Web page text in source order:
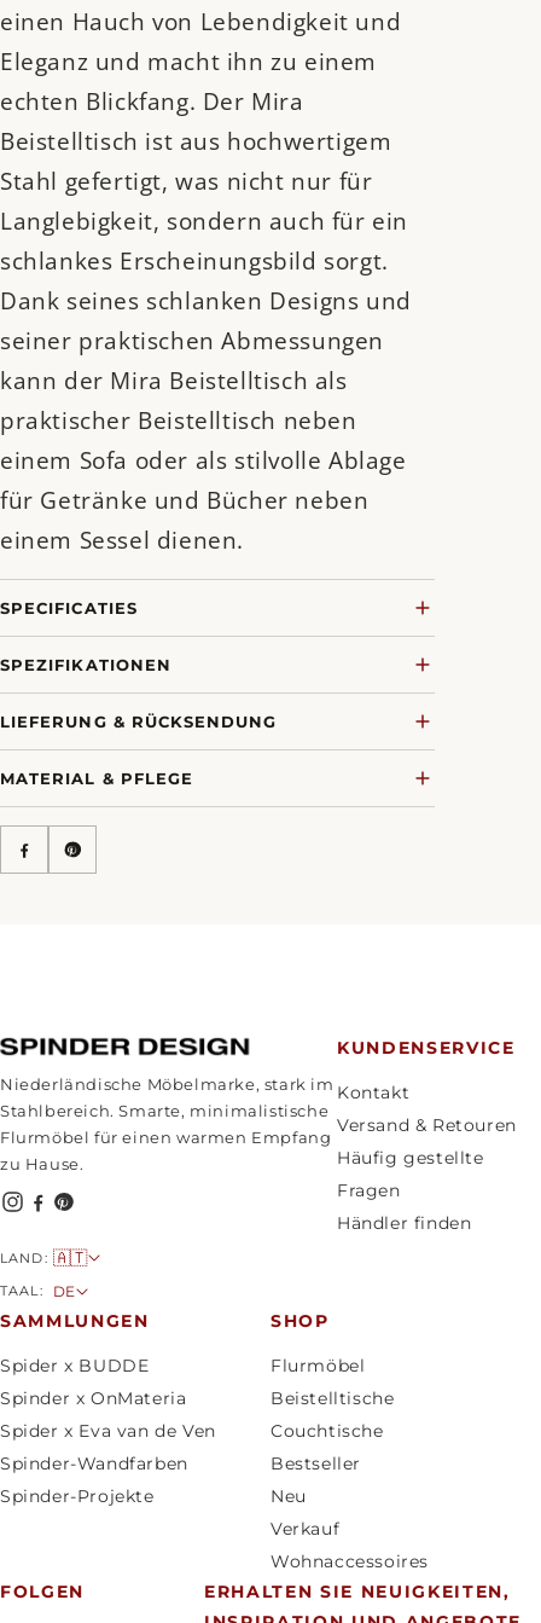
einen Hauch von Lebendigkeit und
Eleganz und macht ihn zu einem
echten Blickfang. Der Mira
Beistelltisch ist aus hochwertigem
Stahl gefertigt, was nicht nur für
Langlebigkeit, sondern auch für ein
schlankes Erscheinungsbild sorgt.
Dank seines schlanken Designs und
seiner praktischen Abmessungen
kann der Mira Beistelltisch als
praktischer Beistelltisch neben
einem Sofa oder als stilvolle Ablage
für Getränke und Bücher neben
einem Sessel dienen.
SPECIFICATIES
SPEZIFIKATIONEN
LIEFERUNG & RÜCKSENDUNG
MATERIAL & PFLEGE
Niederländische Möbelmarke, stark im
Stahlbereich. Smarte, minimalistische
Flurmöbel für einen warmen Empfang
zu Hause.
LAND: L
a
n
/
R
e
g
i
🇦🇹
TAAL:
S
p
c
h
e
DE
KUNDENSERVICE
Kontakt
Versand & Retouren
Häufig gestellte
Fragen
Händler finden
SAMMLUNGEN
Spider x BUDDE
Spinder x OnMateria
Spider x Eva van de Ven
Spinder-Wandfarben
Spinder-Projekte
SHOP
Flurmöbel
Beistelltische
Couchtische
Bestseller
Neu
Verkauf
Wohnaccessoires
FOLGEN
ERHALTEN SIE NEUIGKEITEN,